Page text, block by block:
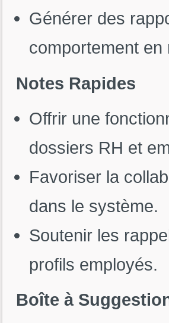
Générer des
comportement en
Notes Rapides
Offrir une
dossiers RH et
Favoriser la
dans le système.
Soutenir les
profils employés.
Boîte à